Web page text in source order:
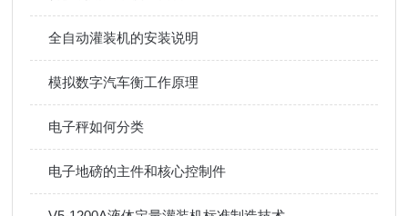
全自动灌装机的安装说明
模拟数字汽车衡工作原理
电子秤如何分类
电子地磅的主件和核心控制件